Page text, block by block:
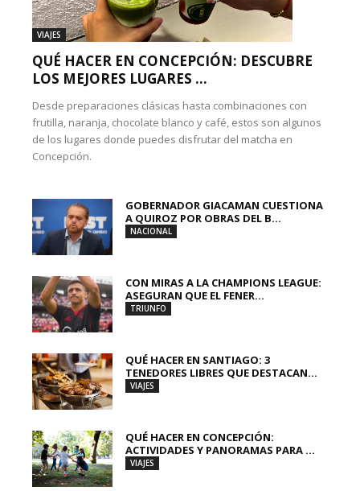
VIAJES
QUÉ HACER EN CONCEPCIÓN: DESCUBRE
LOS MEJORES LUGARES ...
Desde preparaciones clásicas hasta combinaciones con
frutilla, naranja, chocolate blanco y café, estos son algunos
de los lugares donde puedes disfrutar del matcha en
Concepción.
GOBERNADOR GIACAMAN CUESTIONA
A QUIROZ POR OBRAS DEL B...
NACIONAL
CON MIRAS A LA CHAMPIONS LEAGUE:
ASEGURAN QUE EL FENER...
TRIUNFO
QUÉ HACER EN SANTIAGO: 3
TENEDORES LIBRES QUE DESTACAN...
VIAJES
QUÉ HACER EN CONCEPCIÓN:
ACTIVIDADES Y PANORAMAS PARA ...
VIAJES